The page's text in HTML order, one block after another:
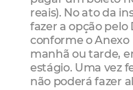
reais). No ato da
fazer a opção pelo
conforme o Anexo
manhã ou tarde,
estágio. Uma vez
não poderá fazer